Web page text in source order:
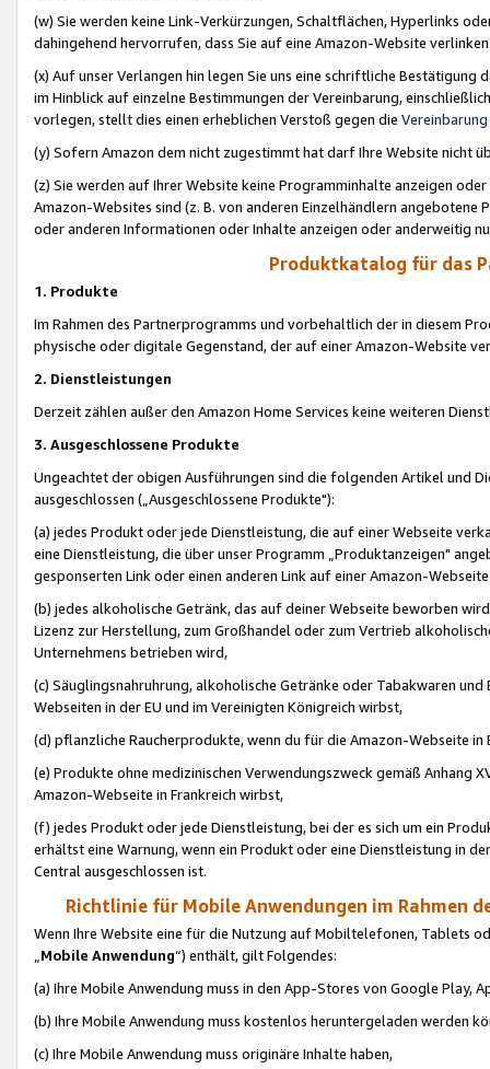
(w) Sie werden keine Link-Verkürzungen, Schaltflächen, Hyperlinks
dahingehend hervorrufen, dass Sie auf eine Amazon-Website
(x) Auf unser Verlangen hin legen Sie uns eine schriftliche
im Hinblick auf einzelne Bestimmungen der Vereinbarung,
vorlegen, stellt dies einen erheblichen Verstoß gegen die Vereinbarung
(y) Sofern Amazon dem nicht zugestimmt hat darf Ihre Website nicht
(z) Sie werden auf Ihrer Website keine Programminhalte anzeigen
Amazon-Websites sind (z. B. von anderen Einzelhändlern
oder anderen Informationen oder Inhalte anzeigen oder anderweitig
Produktkatalog für das
1. Produkte
Im Rahmen des Partnerprogramms und vorbehaltlich der in diesem
physische oder digitale Gegenstand, der auf einer Amazon-Website
2. Dienstleistungen
Derzeit zählen außer den Amazon Home Services keine weiteren
3. Ausgeschlossene Produkte
Ungeachtet der obigen Ausführungen sind die folgenden Artikel und
ausgeschlossen („Ausgeschlossene Produkte"):
(a) jedes Produkt oder jede Dienstleistung, die auf einer Webseite
eine Dienstleistung, die über unser Programm „Produktanzeigen"
gesponserten Link oder einen anderen Link auf einer Amazon-
(b) jedes alkoholische Getränk, das auf deiner Webseite beworben
Lizenz zur Herstellung, zum Großhandel oder zum Vertrieb
Unternehmens betrieben wird,
(c) Säuglingsnahruhrung, alkoholische Getränke oder Tabakwaren
Webseiten in der EU und im Vereinigten Königreich wirbst,
(d) pflanzliche Raucherprodukte, wenn du für die Amazon-Webseite in
(e) Produkte ohne medizinischen Verwendungszweck gemäß Anhang
Amazon-Webseite in Frankreich wirbst,
(f) jedes Produkt oder jede Dienstleistung, bei der es sich um ein
erhältst eine Warnung, wenn ein Produkt oder eine Dienstleistung in
Central ausgeschlossen ist.
Richtlinie für Mobile Anwendungen im Rahmen
Wenn Ihre Website eine für die Nutzung auf Mobiltelefonen, Tablets
„Mobile Anwendung“) enthält, gilt Folgendes:
(a) Ihre Mobile Anwendung muss in den App-Stores von Google Play,
(b) Ihre Mobile Anwendung muss kostenlos heruntergeladen werden
(c) Ihre Mobile Anwendung muss originäre Inhalte haben,